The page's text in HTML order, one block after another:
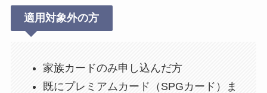
適用対象外の方
家族カードのみ申し込んだ方
既にプレミアムカード（SPGカード）ま